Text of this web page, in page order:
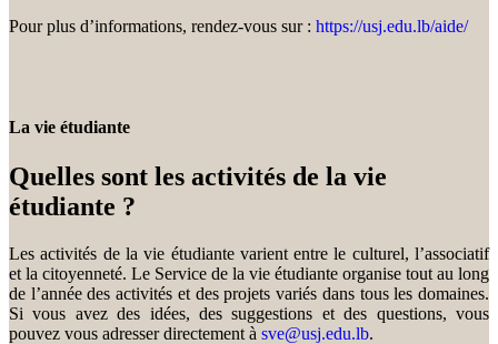
Pour plus d’informations, rendez-vous sur : https://usj.edu.lb/aide/
La vie étudiante
Quelles sont les activités de la vie
étudiante ?
Les activités de la vie étudiante varient entre le culturel, l’associatif
et la citoyenneté. Le Service de la vie étudiante organise tout au long
de l’année des activités et des projets variés dans tous les domaines.
Si vous avez des idées, des suggestions et des questions, vous
pouvez vous adresser directement à sve@usj.edu.lb.